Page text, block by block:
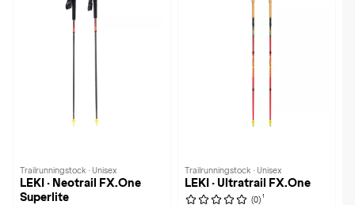
Trailrunningstock · Unisex
LEKI · Neotrail FX.One
Superlite
Trailrunningstock · Unisex
LEKI · Ultratrail FX.One
(0) 1